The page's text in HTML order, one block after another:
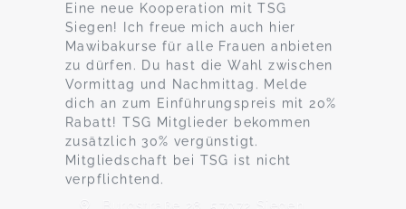
Eine neue Kooperation mit TSG
Siegen! Ich freue mich auch hier
Mawibakurse für alle Frauen anbieten
zu dürfen. Du hast die Wahl zwischen
Vormittag und Nachmittag. Melde
dich an zum Einführungspreis mit 20%
Rabatt! TSG Mitglieder bekommen
zusätzlich 30% vergünstigt.
Mitgliedschaft bei TSG ist nicht
verpflichtend.
Burgstraße 28, 57072 Siegen